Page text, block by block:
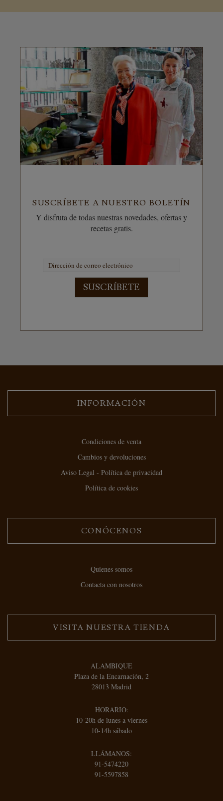
SUSCRÍBETE A NUESTRO BOLETÍN
Y disfruta de todas nuestras novedades, ofertas y
recetas gratis.
SUSCRÍBETE
INFORMACIÓN
Condiciones de venta
Cambios y devoluciones
Aviso Legal - Política de privacidad
Política de cookies
CONÓCENOS
Quienes somos
Contacta con nosotros
VISITA NUESTRA TIENDA
ALAMBIQUE
Plaza de la Encarnación, 2
28013 Madrid
HORARIO:
10-20h de lunes a viernes
10-14h sábado
LLÁMANOS:
91-5474220
91-5597858